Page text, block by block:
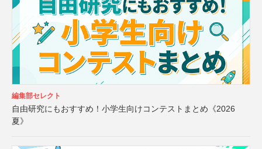
編集部セレクト
自由研究にもおすすめ！小学生向けコンテストまとめ《2026
夏》